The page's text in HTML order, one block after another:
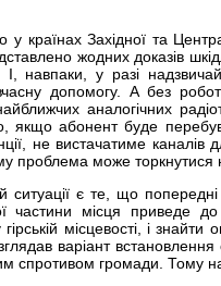
країнах Західної та
жодних доказів
навпаки, у разі
допомогу. А без
аналогічних
якщо абонент буде
не вистачатиме каналів
проблема може
є те, що
частини місця приведе
місцевості, і
варіант встановлення
спротивом громади. Тому